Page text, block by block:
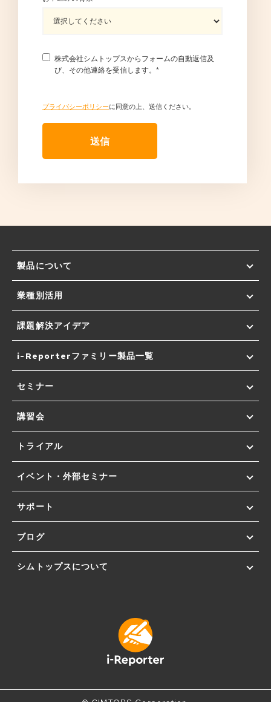
株式会社シムトップスからフォームの自動返信及
び、その他連絡を受信します。 *
プライバシーポリシーに同意の上、送信ください。
製品について
業種別活用
課題解決アイデア
i-Reporterファミリー製品一覧
セミナー
講習会
トライアル
イベント・外部セミナー
サポート
ブログ
シムトップスについて